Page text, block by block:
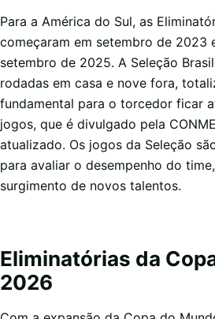
Para a América do Sul, as
começaram em setembro de 2023
setembro de 2025. A Seleção
rodadas em casa e nove fora,
fundamental para o torcedor ficar
jogos, que é divulgado pela
atualizado. Os jogos da Seleção
para avaliar o desempenho do
surgimento de novos talentos.
Eliminatórias da
2026